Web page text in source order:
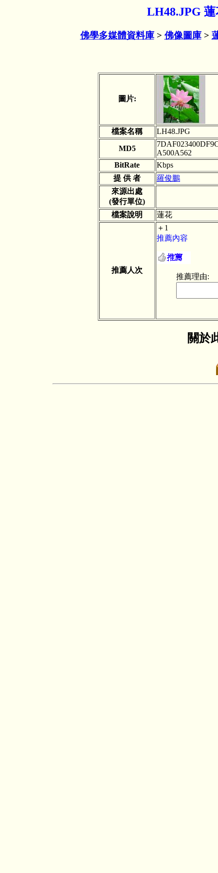
LH48.JPG
佛學多媒體資料庫> 佛像圖庫>
圖片:
檔案名稱 LH48.JPG
MD5
A500A562
BitRate
Kbps
提 供 者
羅俊鵬
來源出處
(發行單位)
檔案說明
蓮花
推薦人次
＋1
推薦內容
推薦理由:
關於